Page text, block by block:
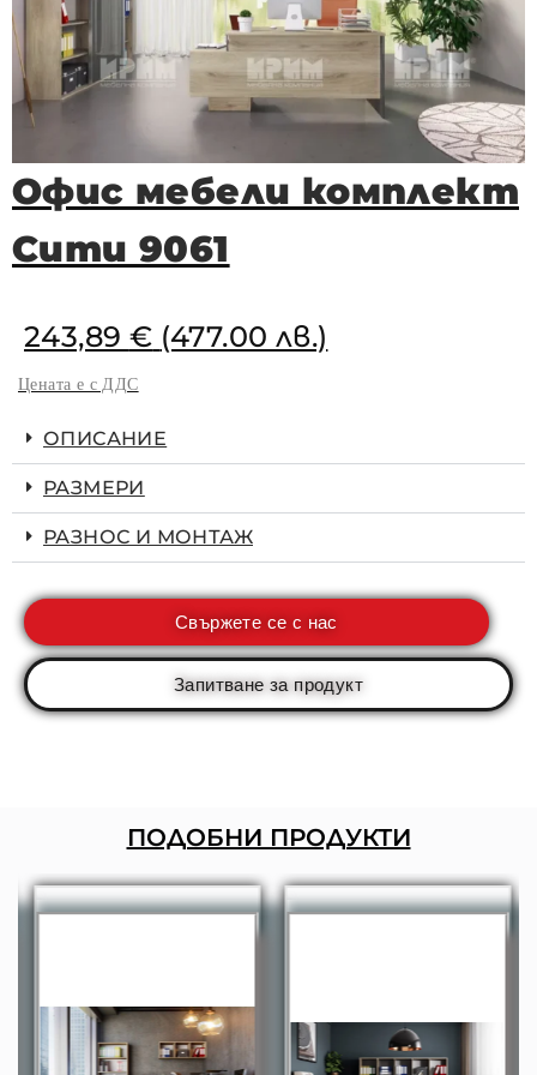
Офис мебели комплект
Сити 9061
243,89 € (477.00 лв.)
Цената е с ДДС
ОПИСАНИЕ
РАЗМЕРИ
РАЗНОС И МОНТАЖ
Свържете се с нас
Запитване за продукт
ПОДОБНИ ПРОДУКТИ